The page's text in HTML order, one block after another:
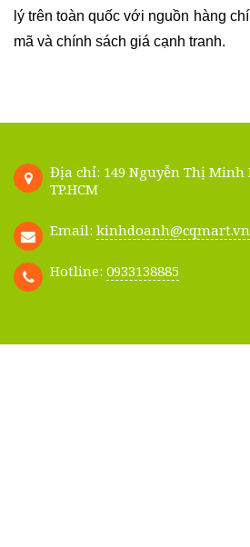
lý trên toàn quốc với nguồn hàng
mã và chính sách giá cạnh tranh.
Địa chỉ: 149 Nguyễn Thị Minh
TP.HCM
Email: kinhdoanh@cqmart.vn
Hotline: 0933138885